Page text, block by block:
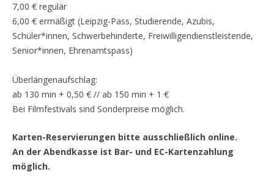
7,00 € regulär
6,00 € ermäßigt (Leipzig-Pass, Studierende, Azubis,
Schüler*innen, Schwerbehinderte, Freiwilligendienstleistende,
Senior*innen, Ehrenamtspass)
Überlängenaufschlag:
ab 130 min + 0,50 € // ab 150 min + 1 €
Bei Filmfestivals sind Sonderpreise möglich.
Karten-Reservierungen bitte ausschließlich online.
An der Abendkasse ist Bar- und EC-Kartenzahlung
möglich.